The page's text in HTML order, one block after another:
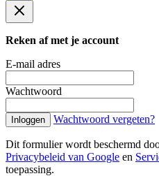
Reken af met je account
E-mail adres
Wachtwoord
Inloggen Wachtwoord vergeten?
Dit formulier wordt beschermd
Privacybeleid van Google en
toepassing.